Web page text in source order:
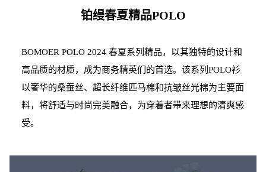
铂缦春夏精品POLO
BOMOER POLO 2024 春夏系列精品，以其独特的设计和
高品质的材质，成为商务精英们的首选。该系列POLO衫
以奢华的桑蚕丝、超长纤维匹马棉和抗皱丝光棉为主要面
料，将舒适与时尚完美融合，为穿着者带来理想的清爽感
受。